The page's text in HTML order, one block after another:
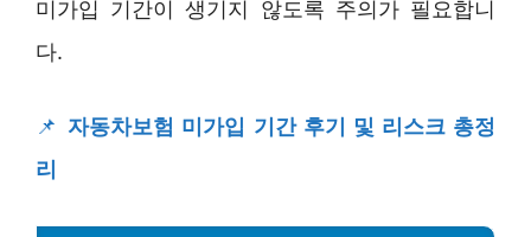
미가입 기간이 생기지 않도록 주의가 필요합니
다.
📌 자동차보험 미가입 기간 후기 및 리스크 총정
리